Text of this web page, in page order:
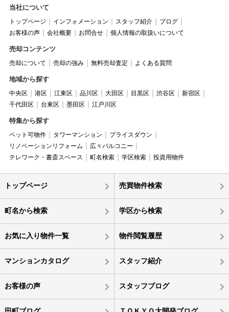
当社について
トップページ インフォメーション スタッフ紹介
ブログ
お客様の声
会社概要 お問合せ 個人情報の取扱いについて
売却コンテンツ
売却について 売却の強み 無料売却査定 よくある質問
地域から探す
中央区 港区 江東区 品川区 大田区 目黒区 渋谷区
新宿区
千代田区
台東区 墨田区 江戸川区
特集から探す
ペット可物件 タワーマンション
プライスダウン
リノベーションリフォーム
広々バルコニー
テレワーク・書斎スペース
町名検索 学区検索 投資用物件
トップページ 売買物件検索
町名から検索 学区から検索
お気に入り物件一覧 物件閲覧履歴
マンションカタログ スタッフ紹介
お客様の声 スタッフブログ